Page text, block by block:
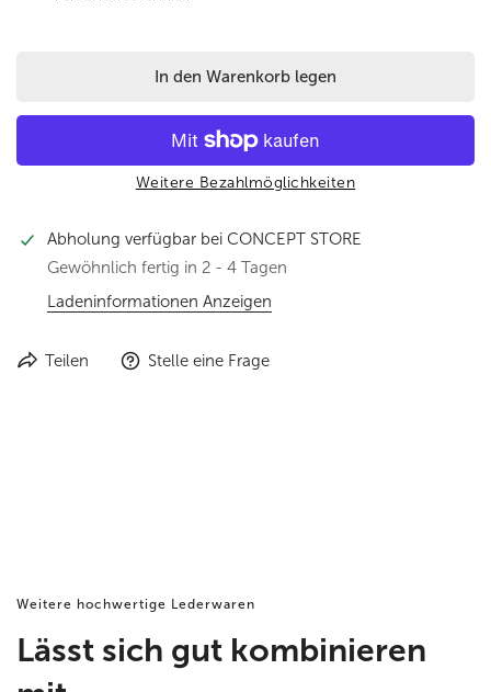
In den Warenkorb legen
Weitere Bezahlmöglichkeiten
Abholung verfügbar bei CONCEPT STORE
Gewöhnlich fertig in 2 - 4 Tagen
Ladeninformationen Anzeigen
Teilen Stelle eine Frage
Weitere hochwertige Lederwaren
Lässt sich gut kombinieren